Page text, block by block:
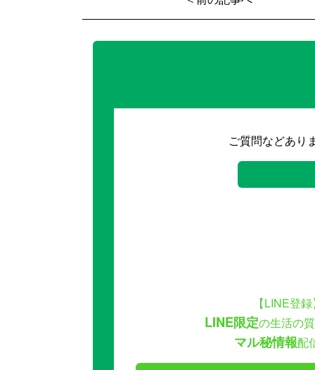
ご質問などあり
【LINE登
LINE限定の生活の
マル秘情報配